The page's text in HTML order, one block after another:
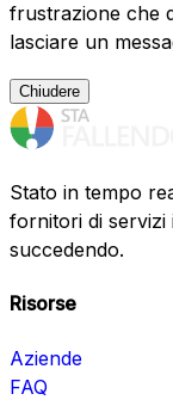
frustrazione che
lasciare un
Chiudere
Stato in tempo
fornitori di servizi
succedendo.
Risorse
Aziende
FAQ